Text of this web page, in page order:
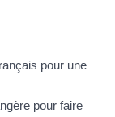
pour une
pour faire